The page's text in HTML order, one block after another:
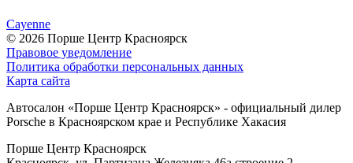
Cayenne
© 2026 Порше Центр Красноярск
Правовое уведомление
Политика обработки персональных данных
Карта сайта
Автосалон «Порше Центр Красноярск» - официальный дилер
Porsche в Красноярском крае и Республике Хакасия
Порше Центр Красноярск